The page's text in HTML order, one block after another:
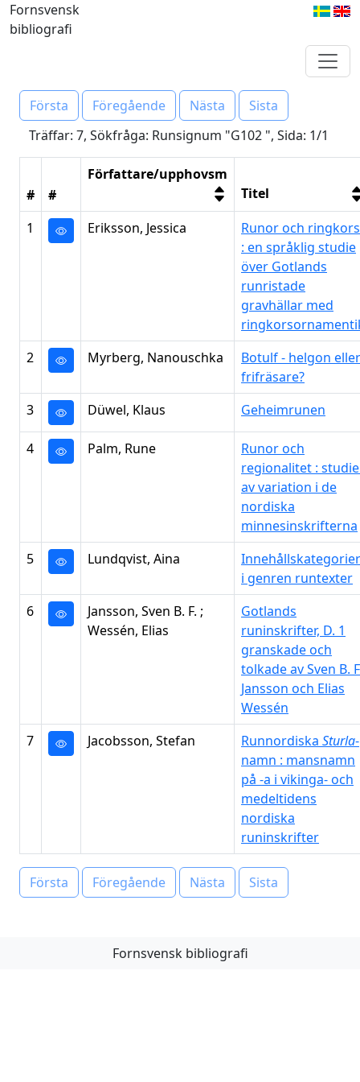
Fornsvensk
bibliografi
Första Föregående Nästa
Sista
Träffar: 7, Sökfråga: Runsignum "G102 ", Sida: 1/1
# #
Författare/upphovsm
Titel
1
Eriksson, Jessica
Runor och ringkors
: en språklig studie
över Gotlands
runristade
gravhällar med
2
Myrberg, Nanouschka
Botulf - helgon eller
frifräsare?
3
Düwel, Klaus Geheimrunen
4 Palm, Rune
Runor och
regionalitet :
av variation i de
nordiska
minnesinskrifterna
5
Lundqvist, Aina
Innehållskategorier
i genren runtexter
6
Jansson, Sven B. F. ;
Wessén, Elias
Gotlands
runinskrifter, D. 1
granskade och
tolkade av Sven B.
Jansson och Elias
Wessén
7
Jacobsson, Stefan Runnordiska Sturla-
namn : mansnamn
på -a i vikinga- och
medeltidens
nordiska
runinskrifter
Första Föregående Nästa Sista
Fornsvensk bibliografi